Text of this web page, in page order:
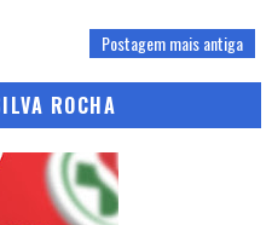
Postagem mais antiga
ROCHA